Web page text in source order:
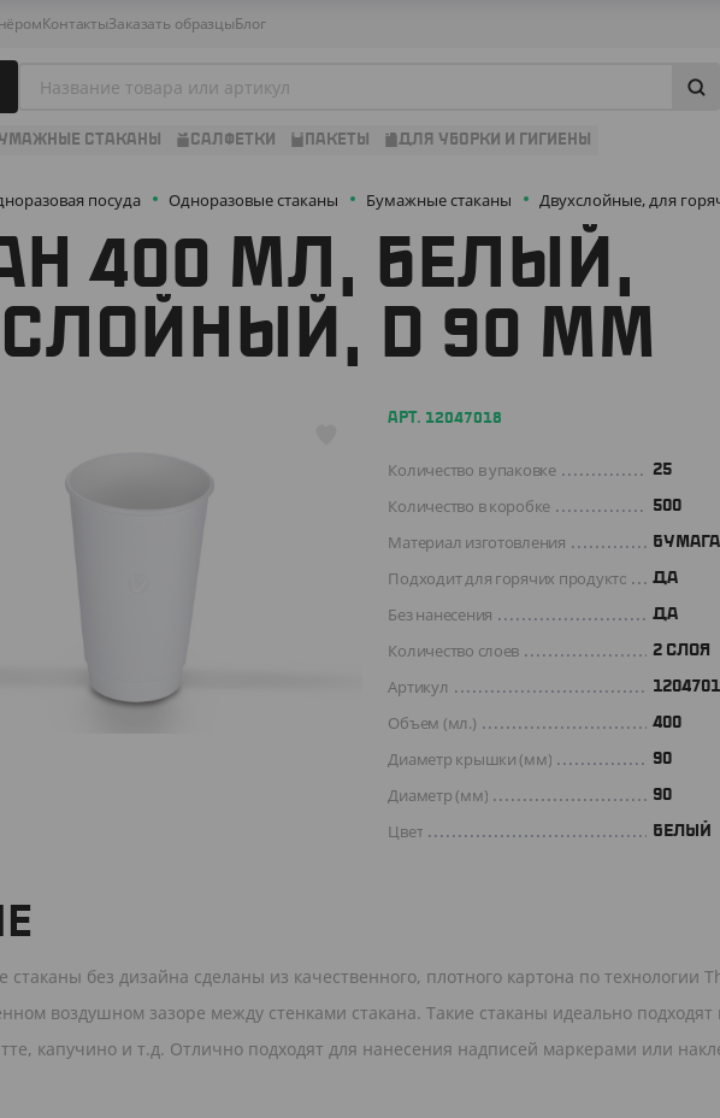
КонтактыЗаказать образцыБлог
СТАКАНЫ САЛФЕТКИ ПАКЕТЫ ДЛЯ УБОРКИ И ГИГИЕНЫ
посуда Одноразовые стаканы Бумажные стаканы Двухслойные, для
400 МЛ, БЕЛЫЙ,
D 90 ММ
АРТ. 12047018
Количество в упаковке 25
Количество в коробке 500
Материал изготовления БУМАГА
Подходит для горячих продуктов ДА
Без нанесения ДА
Количество слоев 2 СЛОЯ
Артикул
Объем (мл.) 400
Диаметр крышки (мм) 90
Диаметр (мм) 90
Цвет БЕЛЫЙ
без дизайна сделаны из качественного, плотного картона по технологии
воздушном зазоре между стенками стакана. Такие стаканы идеально подходят
капучино и т.д. Отлично подходят для нанесения надписей маркерами или